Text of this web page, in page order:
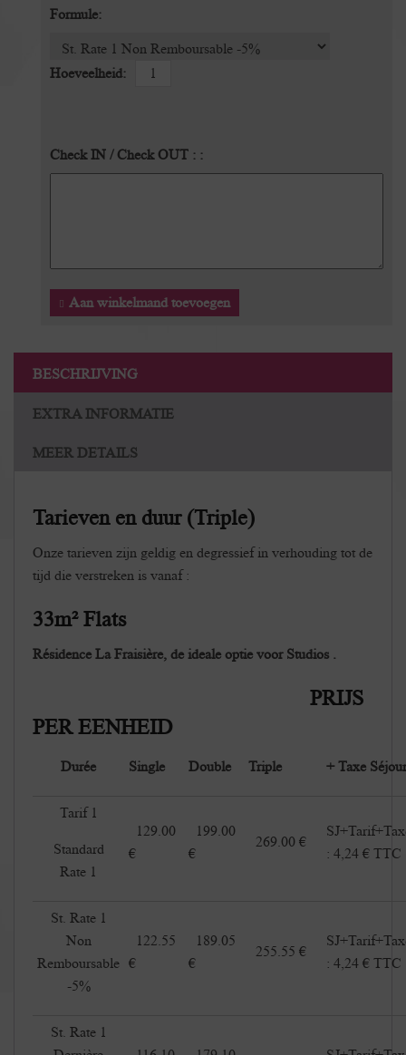
Formule:
Hoeveelheid:
Check IN / Check OUT : :
Aan winkelmand toevoegen
BESCHRIJVING
EXTRA INFORMATIE
MEER DETAILS
Tarieven en duur (Triple)
Onze tarieven zijn geldig en degressief in verhouding tot de
tijd die verstreken is vanaf :
33m² Flats
Résidence La Fraisière, de ideale optie voor Studios .
PRIJS
PER EENHEID
Durée Single Double Triple + Taxe Séjour
Tarif 1
Standard
Rate 1
129.00
€
199.00
€
269.00 €
: 4,24 € TTC
St. Rate 1
Non
Remboursable
-5%
122.55
€
189.05
€
255.55 €
: 4,24 € TTC
St. Rate 1